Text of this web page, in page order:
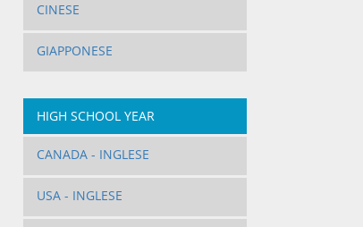
CINESE
GIAPPONESE
HIGH SCHOOL YEAR
CANADA - INGLESE
USA - INGLESE